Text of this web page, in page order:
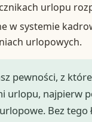
urlopu
w systemie
urlopowych.
pewności, z
urlopu, najpierw
Bez tego